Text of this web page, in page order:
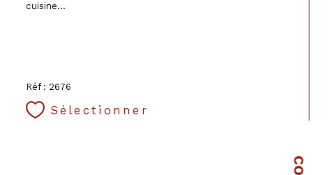
cuisine...
Réf : 2676
Sélectionner